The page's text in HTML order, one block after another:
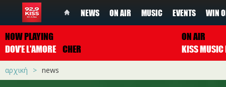
NEWS ON AIR MUSIC EVENTS WIN
NOW PLAYING
DOV'E L'AMORE CHER
ON AIR
αρχική news